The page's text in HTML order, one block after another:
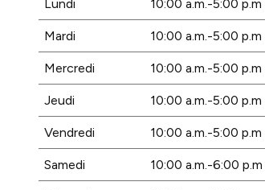
Lundi 10:00 a.m.-5:00 p.m
Mardi 10:00 a.m.-5:00 p.m
Mercredi 10:00 a.m.-5:00 p.m
Jeudi 10:00 a.m.-5:00 p.m
Vendredi 10:00 a.m.-5:00 p.m
Samedi 10:00 a.m.-6:00 p.m